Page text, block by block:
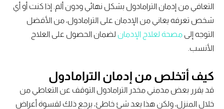
التعافي من إدمان الترامادول بشكل نهائي ودون ألم. إذا كنت أو أي
شخص تعرفه يعاني من الإدمان على الترامادول، من الأفضل
التوجه إلى
مصحة لعلاج الإدمانلضمان الحصول على العلاج
الأنسب.
كيف أتخلص من إدمان الترامادول
قد يقرر بعض مدمني مخدر الترامادول التوقف عن التعاطي من
خلال المنزل، ولكن هذا يعد شئ خاطئ، يرجع ذلك لقسوة أعراض